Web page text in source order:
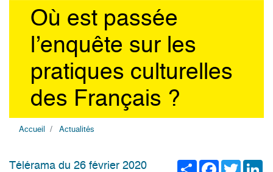
Où est passée
l’enquête sur les
pratiques culturelles
des Français ?
Accueil Actualités
ShareFacebook
Twitter
Télérama du 26 février 2020